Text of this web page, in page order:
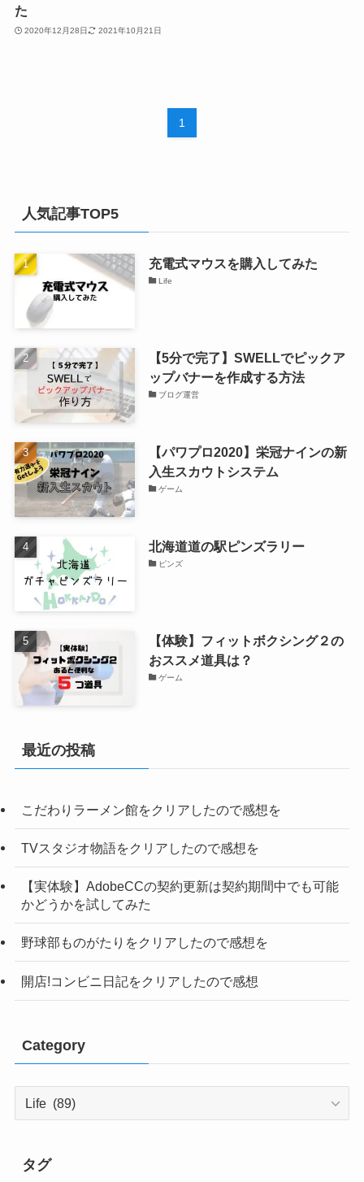
た
2020年12月28日 2021年10月21日
1
人気記事TOP5
充電式マウスを購入してみた
Life
【5分で完了】SWELLでピックア
ップバナーを作成する方法
ブログ運営
【パワプロ2020】栄冠ナインの新
入生スカウトシステム
ゲーム
北海道道の駅ピンズラリー
ピンズ
【体験】フィットボクシング２の
おススメ道具は？
ゲーム
最近の投稿
こだわりラーメン館をクリアしたので感想を
TVスタジオ物語をクリアしたので感想を
【実体験】AdobeCCの契約更新は契約期間中でも可能
かどうかを試してみた
野球部ものがたりをクリアしたので感想を
開店!コンビニ日記をクリアしたので感想
Category
Category
タグ